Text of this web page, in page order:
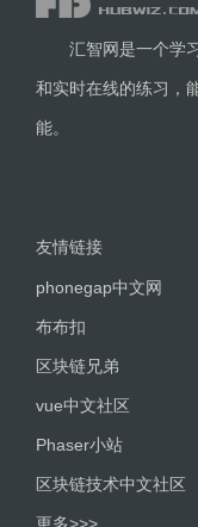
汇智网是一个学
和实时在线的练习，
能。
友情链接
phonegap中文网
布布扣
区块链兄弟
vue中文社区
Phaser小站
区块链技术中文社区